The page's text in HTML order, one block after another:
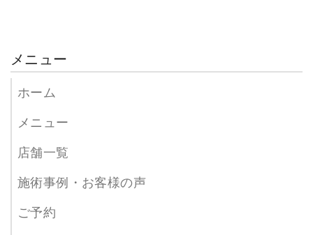
メニュー
ホーム
メニュー
店舗一覧
施術事例・お客様の声
ご予約